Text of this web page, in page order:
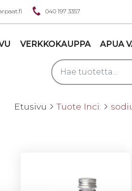
040 197 3357
VERKKOKAUPPA APUA
Etusivu Tuote Inci: